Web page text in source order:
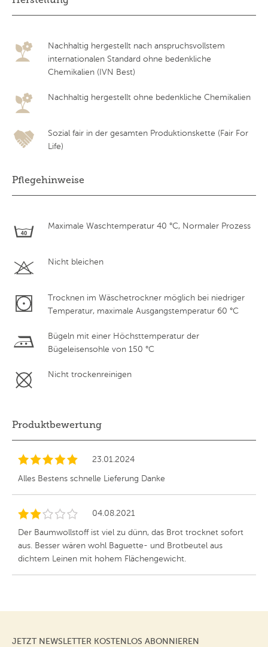
Nachhaltig hergestellt nach anspruchsvollstem
internationalen Standard ohne bedenkliche
Chemikalien (IVN Best)
Nachhaltig hergestellt ohne bedenkliche Chemikalien
Sozial fair in der gesamten Produktionskette (Fair For
Life)
Pflegehinweise
Maximale Waschtemperatur 40 °C, Normaler Prozess
Nicht bleichen
Trocknen im Wäschetrockner möglich bei niedriger
Temperatur, maximale Ausgangstemperatur 60 °C
Bügeln mit einer Höchsttemperatur der
Bügeleisensohle von 150 °C
Nicht trockenreinigen
Produktbewertung
23.01.2024
Alles Bestens schnelle Lieferung Danke
04.08.2021
Der Baumwollstoff ist viel zu dünn, das Brot trocknet sofort
aus. Besser wären wohl Baguette- und Brotbeutel aus
dichtem Leinen mit hohem Flächengewicht.
JETZT NEWSLETTER KOSTENLOS ABONNIEREN